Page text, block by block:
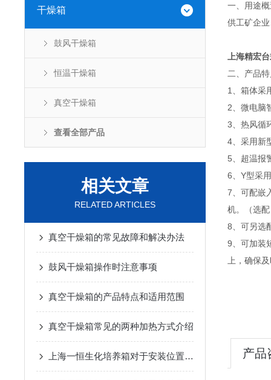
干燥箱
鼓风干燥箱
恒温干燥箱
真空干燥箱
查看全部产品
相关文章
RELATED ARTICLES
真空干燥箱的常见故障和解决办法
鼓风干燥箱操作时注意事项
真空干燥箱的产品特点和适用范围
真空干燥箱常见的两种加热方式介绍
上海一恒生化培养箱对于安装位置那可是有要求的
一、用途
供工矿企
上海精宏
二、产品
1、箱体采
2、微电脑
3、热风循
4、采用新
5、超温报
6、Y型采
7、可配嵌
机。（选
8、可另选
9、可加装
上，确保
产品